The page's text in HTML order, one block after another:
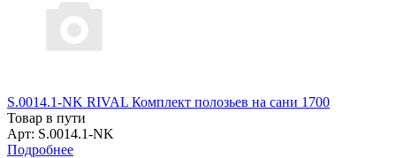
S.0014.1-NK RIVAL Комплект полозьев на сани 1700
Товар в пути
Арт: S.0014.1-NK
Подробнее